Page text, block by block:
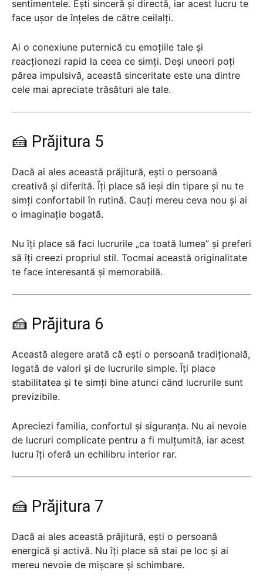
sentimentele. Ești sinceră și directă, iar acest lucru te
face ușor de înțeles de către ceilalți.
Ai o conexiune puternică cu emoțiile tale și
reacționezi rapid la ceea ce simți. Deși uneori poți
părea impulsivă, această sinceritate este una dintre
cele mai apreciate trăsături ale tale.
🍰 Prăjitura 5
Dacă ai ales această prăjitură, ești o persoană
creativă și diferită. Îți place să ieși din tipare și nu te
simți confortabil în rutină. Cauți mereu ceva nou și ai
o imaginație bogată.
Nu îți place să faci lucrurile „ca toată lumea” și preferi
să îți creezi propriul stil. Tocmai această originalitate
te face interesantă și memorabilă.
🍰 Prăjitura 6
Această alegere arată că ești o persoană tradițională,
legată de valori și de lucrurile simple. Îți place
stabilitatea și te simți bine atunci când lucrurile sunt
previzibile.
Apreciezi familia, confortul și siguranța. Nu ai nevoie
de lucruri complicate pentru a fi mulțumită, iar acest
lucru îți oferă un echilibru interior rar.
🍰 Prăjitura 7
Dacă ai ales această prăjitură, ești o persoană
energică și activă. Nu îți place să stai pe loc și ai
mereu nevoie de mișcare și schimbare.